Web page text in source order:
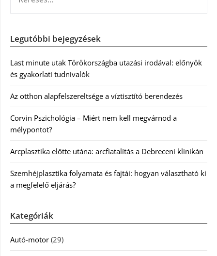
Legutóbbi bejegyzések
Last minute utak Törökországba utazási irodával: előnyök
és gyakorlati tudnivalók
Az otthon alapfelszereltsége a víztisztító berendezés
Corvin Pszichológia – Miért nem kell megvárnod a
mélypontot?
Arcplasztika előtte utána: arcfiatalítás a Debreceni klinikán
Szemhéjplasztika folyamata és fajtái: hogyan választható ki
a megfelelő eljárás?
Kategóriák
Autó-motor (29)